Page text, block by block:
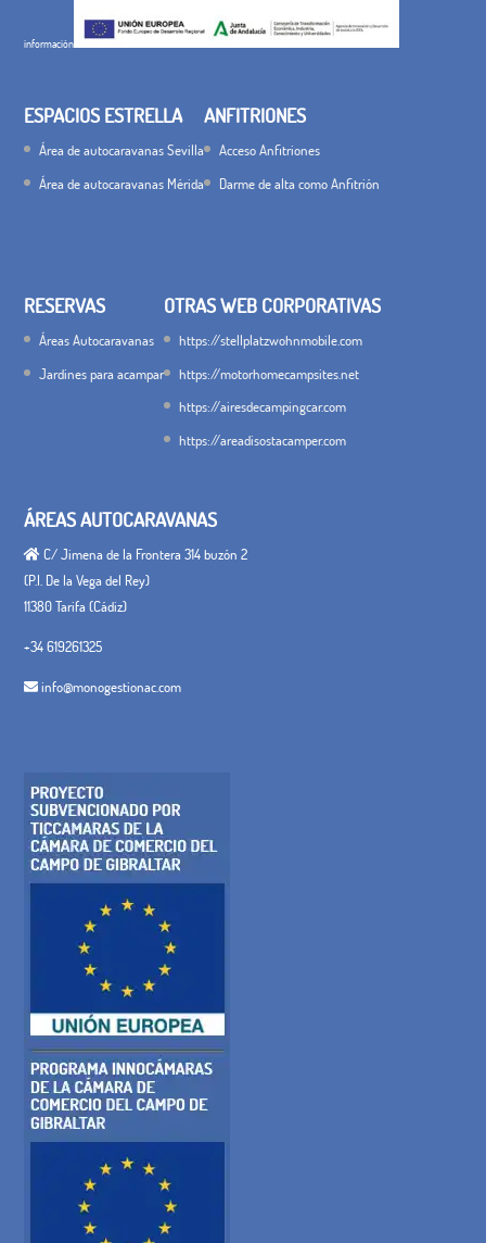
información
ESPACIOS ESTRELLA
Área de autocaravanas Sevilla
Área de autocaravanas Mérida
ANFITRIONES
Acceso Anfitriones
Darme de alta como Anfitrión
RESERVAS
Áreas Autocaravanas
Jardines para acampar
OTRAS WEB CORPORATIVAS
https://stellplatzwohnmobile.com
https://motorhomecampsites.net
https://airesdecampingcar.com
https://areadisostacamper.com
ÁREAS AUTOCARAVANAS
C/ Jimena de la Frontera 314 buzón 2
(P.I. De la Vega del Rey)
11380 Tarifa (Cádiz)
+34 619261325
info@monogestionac.com